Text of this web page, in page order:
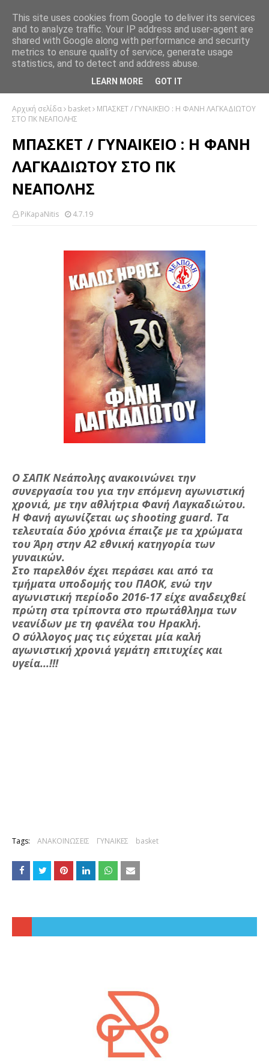
Αρχική σελίδα basket
ΜΠΑΣΚΕΤ / ΓΥΝΑΙΚΕΙΟ : Η ΦΑΝΗ ΛΑΓΚΑΔΙΩΤΟΥ
ΣΤΟ ΠΚ ΝΕΑΠΟΛΗΣ
ΜΠΑΣΚΕΤ / ΓΥΝΑΙΚΕΙΟ : Η ΦΑΝΗ
ΛΑΓΚΑΔΙΩΤΟΥ ΣΤΟ ΠΚ
ΝΕΑΠΟΛΗΣ
PiKapaNitis 4.7.19
Ο ΣΑΠΚ Νεάπολης ανακοινώνει την
συνεργασία του για την επόμενη αγωνιστική
χρονιά, με την αθλήτρια Φανή Λαγκαδιώτου.
Η Φανή αγωνίζεται ως shooting guard. Τα
τελευταία δύο χρόνια έπαιζε με τα χρώματα
του Άρη στην Α2 εθνική κατηγορία των
γυναικών.
Στο παρελθόν έχει περάσει και από τα
τμήματα υποδομής του ΠΑΟΚ, ενώ την
αγωνιστική περίοδο 2016-17 είχε αναδειχθεί
πρώτη στα τρίποντα στο πρωτάθλημα των
νεανίδων με τη φανέλα του Ηρακλή.
Ο σύλλογος μας τις εύχεται μία καλή
αγωνιστική χρονιά γεμάτη επιτυχίες και
υγεία...!!!
Tags: ΑΝΑΚΟΙΝΩΣΕΙΣ ΓΥΝΑΙΚΕΣ basket
This site uses cookies from Google to deliver its services
and to analyze traffic. Your IP address and user-agent are
shared with Google along with performance and security
metrics to ensure quality of service, generate usage
statistics, and to detect and address abuse.
LEARN MORE GOT IT